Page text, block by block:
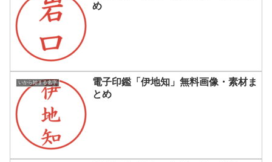
め
いから始まる名字
電子印鑑「伊地知」無料画像・素材ま
とめ